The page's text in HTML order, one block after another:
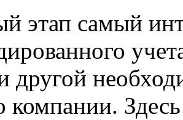
этап самый
другой
компании.